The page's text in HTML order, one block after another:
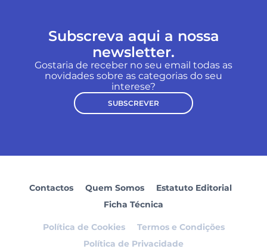
Subscreva aqui a nossa
newsletter.
Gostaria de receber no seu email todas as
novidades sobre as categorias do seu
interese?
SUBSCREVER
Contactos Quem Somos
Estatuto Editorial
Ficha Técnica
Política de Cookies
Termos e Condições
Política de Privacidade